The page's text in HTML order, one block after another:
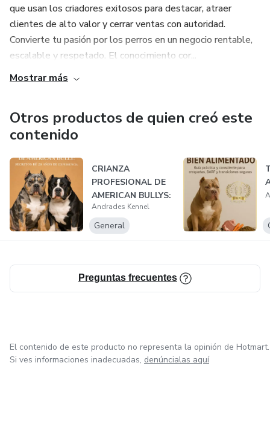
que usan los criadores exitosos para destacar, atraer
clientes de alto valor y cerrar ventas con autoridad.
Convierte tu pasión por los perros en un negocio rentable,
escalable y respetado. El conocimiento cor...
Mostrar más
Otros productos de quien creó este
contenido
CRIANZA
PROFESIONAL DE
AMERICAN BULLYS:
SECRETOS DE 20
ANOS...
Andrades Kennel
General
Preguntas frecuentes
El contenido de este producto no representa la opinión de Hotmart.
Si ves informaciones inadecuadas, denúncialas aquí